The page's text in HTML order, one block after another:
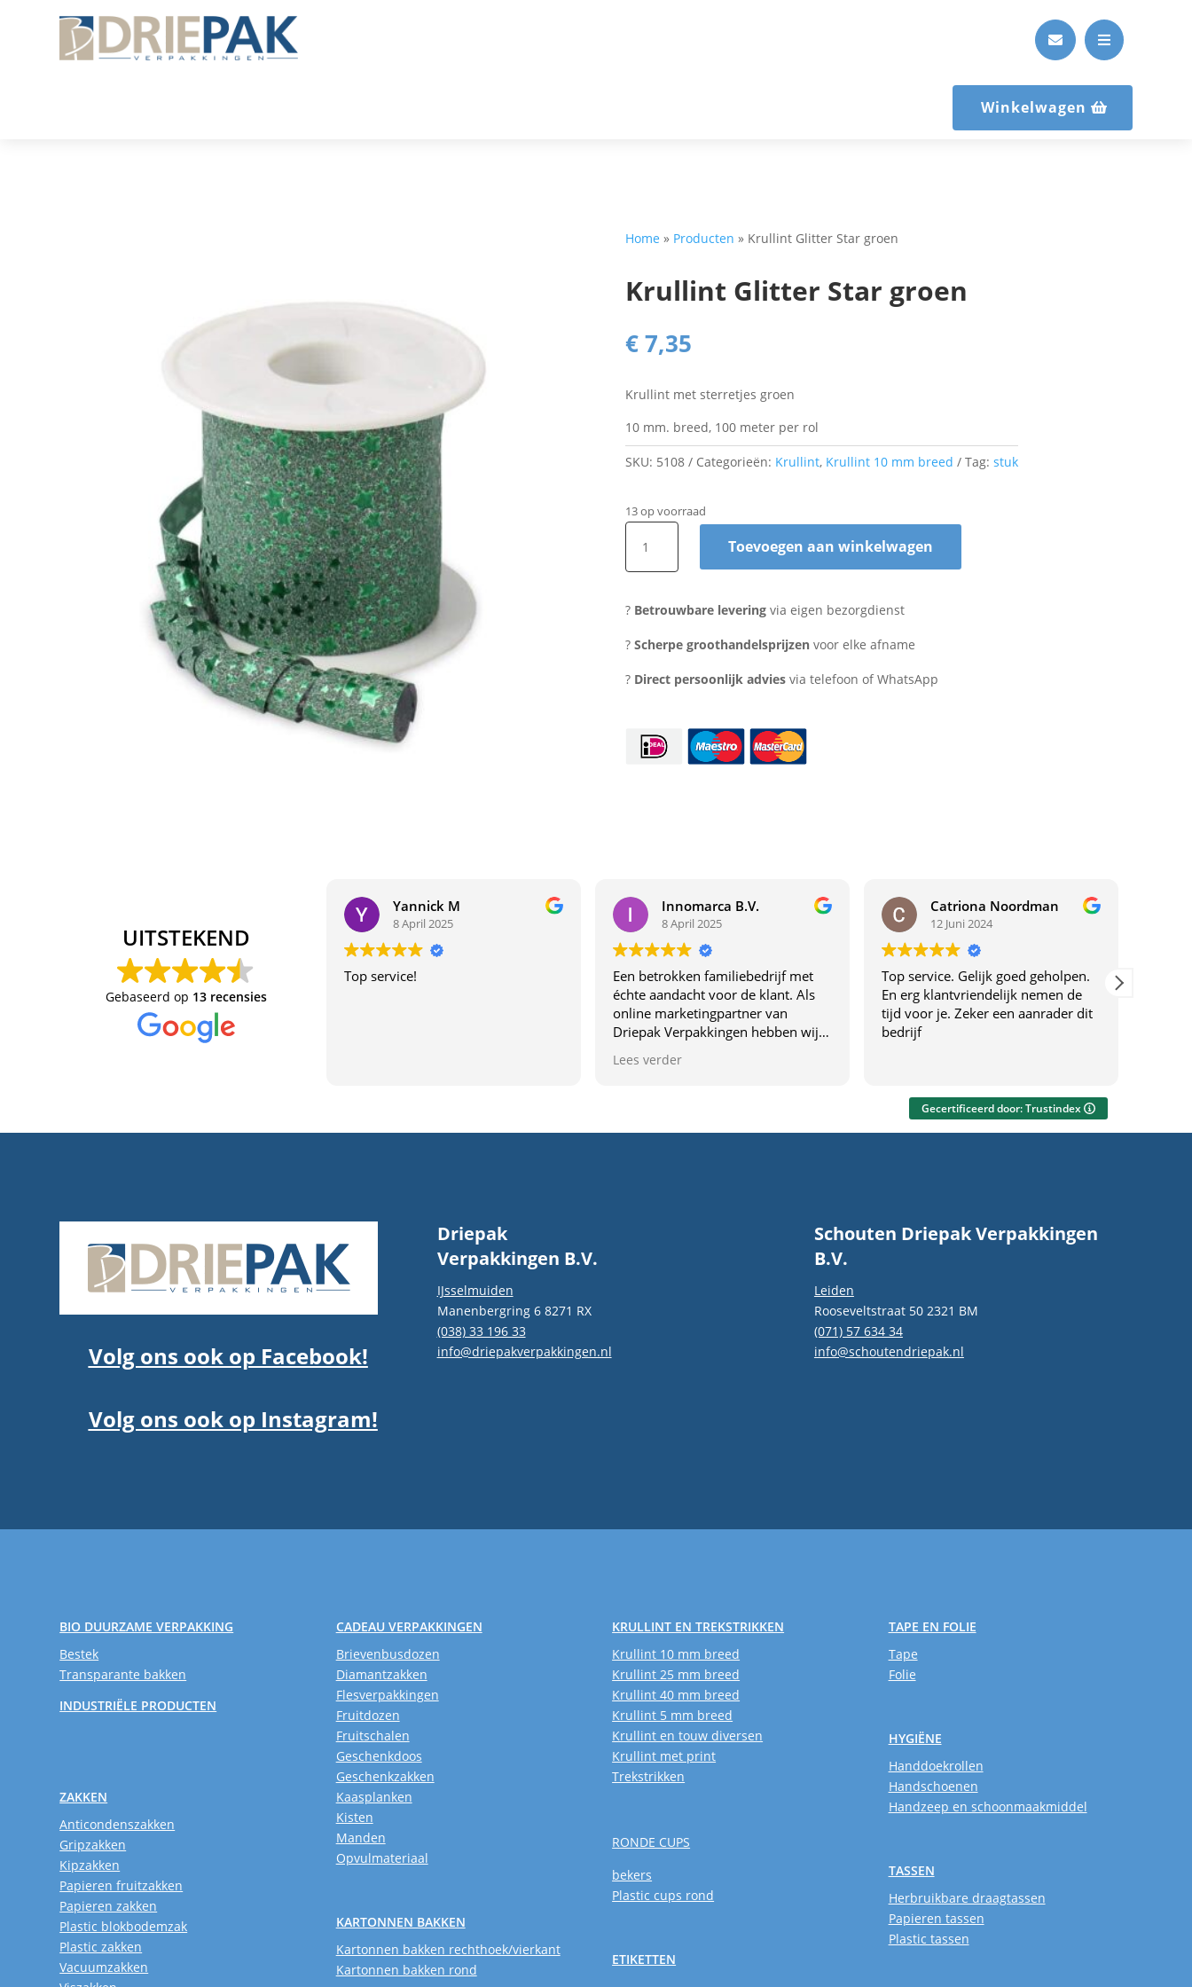
 
Winkelwagen
Home » Producten » Krullint Glitter Star groen
Krullint Glitter Star groen
€7,35
Krullint met sterretjes groen
10 mm. breed, 100 meter per rol
SKU: 5108 Categorieën: Krullint, Krullint 10 mm breed Tag:stuk
13 op voorraad
Glitter
Star
aantal
Toevoegen aan winkelwagen
? Betrouwbare levering via eigen bezorgdienst
?Scherpe groothandelsprijzen voor elke afname
? Direct persoonlijk advies via telefoon of WhatsApp
UITSTEKEND
Gebaseerd op 13 recensies
Yannick M
8 April 2025
Top service!
Innomarca B.V.
8 April 2025
Een betrokken familiebedrijf met
échte aandacht voor de klant. Als
online marketingpartner van
Driepak Verpakkingen hebben wij
uniek maakt. Dit familiebedrijf
Lees verder
Catriona Noordman
12 Juni 2024
Top service. Gelijk goed geholpen.
En erg klantvriendelijk nemen de
tijd voor je. Zeker een aanrader dit
bedrijf
Gecertificeerd door: Trustindex
Volg ons ook op Facebook!
Volg ons ook op Instagram!
Driepak
Verpakkingen B.V.
IJsselmuiden
Manenbergring 6 8271 RX
(038) 33 196 33
info@driepakverpakkingen.nl
Schouten Driepak Verpakkingen
B.V.
Leiden
Rooseveltstraat 50 2321 BM
(071) 57 634 34
info@schoutendriepak.nl
BIO DUURZAME VERPAKKING
Bestek
Transparante bakken
INDUSTRIËLE PRODUCTEN
ZAKKEN
Anticondenszakken
Gripzakken
Kipzakken
Papieren fruitzakken
Papieren zakken
Plastic blokbodemzak
Plastic zakken
Vacuumzakken
CADEAU VERPAKKINGEN
Brievenbusdozen
Diamantzakken
Flesverpakkingen
Fruitdozen
Fruitschalen
Geschenkdoos
Geschenkzakken
Kaasplanken
Kisten
Manden
Opvulmateriaal
KARTONNEN BAKKEN
Kartonnen bakken rechthoek/vierkant
Kartonnen bakken rond
KRULLINT EN TREKSTRIKKEN
Krullint 10 mm breed
Krullint 25 mm breed
Krullint 40 mm breed
Krullint 5 mm breed
Krullint en touw diversen
Krullint met print
Trekstrikken
RONDE CUPS
bekers
Plastic cups rond
ETIKETTEN
TAPE EN FOLIE
Tape
Folie
HYGIËNE
Handdoekrollen
Handschoenen
Handzeep en schoonmaakmiddel
TASSEN
Herbruikbare draagtassen
Papieren tassen
Plastic tassen